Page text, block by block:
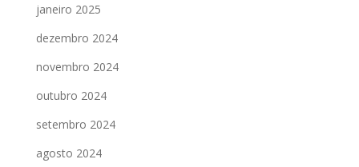
janeiro 2025
dezembro 2024
novembro 2024
outubro 2024
setembro 2024
agosto 2024